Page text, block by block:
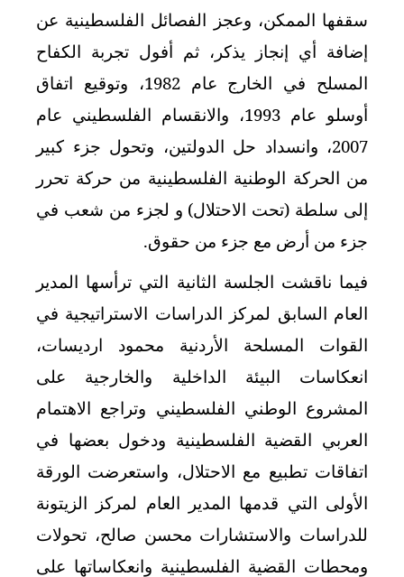
سقفها الممكن، وعجز الفصائل الفلسطينية عن
إضافة أي إنجاز يذكر، ثم أفول تجربة الكفاح
المسلح في الخارج عام 1982، وتوقيع اتفاق
أوسلو عام 1993، والانقسام الفلسطيني عام
2007، وانسداد حل الدولتين، وتحول جزء كبير
من الحركة الوطنية الفلسطينية من حركة تحرر
إلى سلطة (تحت الاحتلال) و لجزء من شعب في
جزء من أرض مع جزء من حقوق.
فيما ناقشت الجلسة الثانية التي ترأسها المدير
العام السابق لمركز الدراسات الاستراتيجية في
القوات المسلحة الأردنية محمود ارديسات،
انعكاسات البيئة الداخلية والخارجية على
المشروع الوطني الفلسطيني وتراجع الاهتمام
العربي القضية الفلسطينية ودخول بعضها في
اتفاقات تطبيع مع الاحتلال، واستعرضت الورقة
الأولى التي قدمها المدير العام لمركز الزيتونة
للدراسات والاستشارات محسن صالح، تحولات
ومحطات القضية الفلسطينية وانعكاساتها على